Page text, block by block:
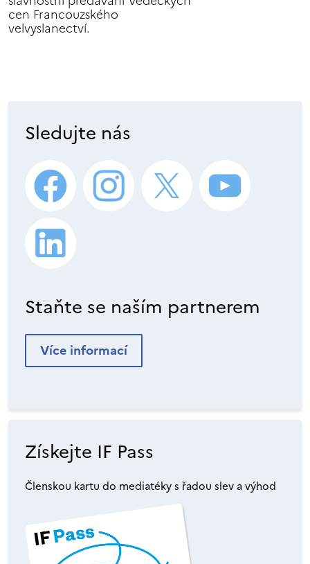
cen Francouzského
velvyslanectví.
Sledujte nás
Staňte se naším partnerem
Více informací
Získejte IF Pass
Členskou kartu do mediatéky s řadou slev a výhod